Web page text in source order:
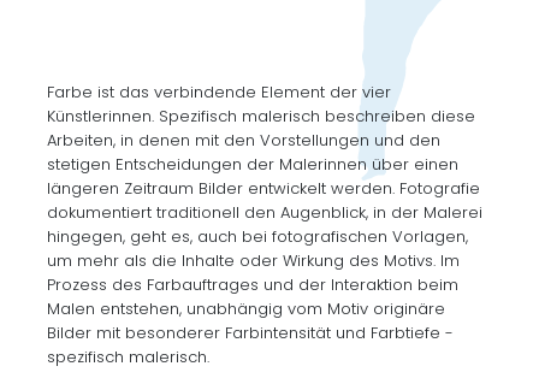
Farbe ist das verbindende Element der vier
Künstlerinnen. Spezifisch malerisch beschreiben diese
Arbeiten, in denen mit den Vorstellungen und den
stetigen Entscheidungen der Malerinnen über einen
längeren Zeitraum Bilder entwickelt werden. Fotografie
dokumentiert traditionell den Augenblick, in der Malerei
hingegen, geht es, auch bei fotografischen Vorlagen,
um mehr als die Inhalte oder Wirkung des Motivs. Im
Prozess des Farbauftrages und der Interaktion beim
Malen entstehen, unabhängig vom Motiv originäre
Bilder mit besonderer Farbintensität und Farbtiefe -
spezifisch malerisch.